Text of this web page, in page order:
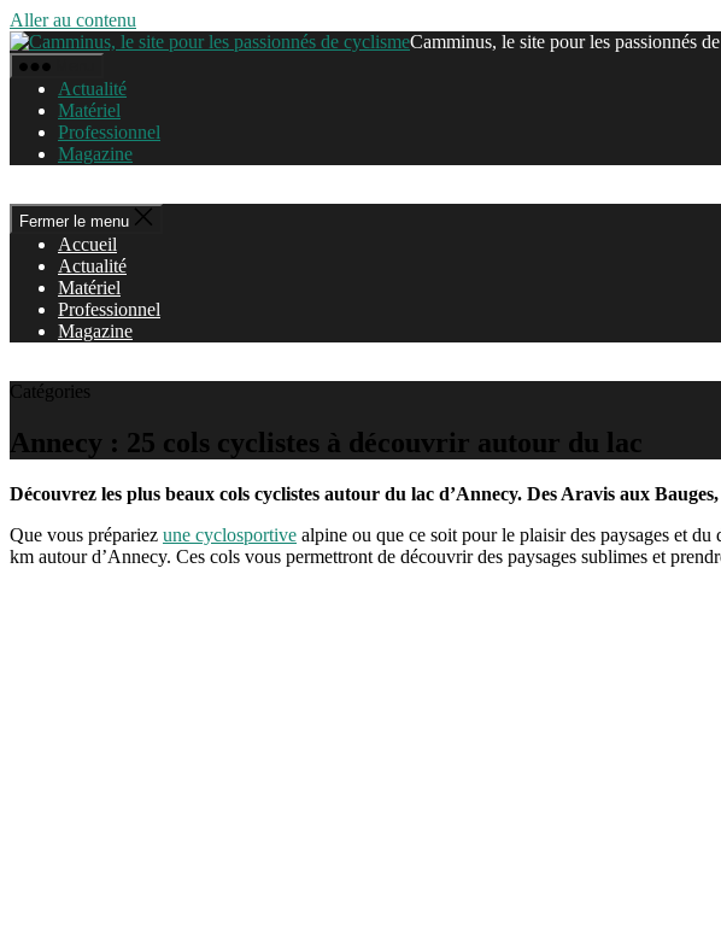
Aller au contenu
Camminus, le site pour les passionnés
Actualité
Matériel
Professionnel
Magazine
Fermer le menu
Accueil
Actualité
Matériel
Professionnel
Magazine
Catégories
Annecy : 25 cols cyclistes à découvrir autour du lac
Découvrez les plus beaux cols cyclistes autour du lac d’Annecy. Des Aravis aux
Que vous prépariez une cyclosportive alpine ou que ce soit pour le plaisir des paysages et
km autour d’Annecy. Ces cols vous permettront de découvrir des paysages sublimes et